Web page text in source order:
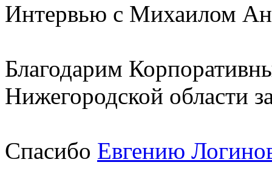
Интервью с Михаилом
Благодарим
Нижегородской области
Спасибо Евгению